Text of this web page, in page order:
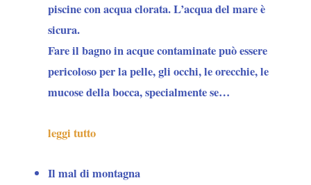
piscine con acqua clorata. L’acqua del mare è
sicura.
Fare il bagno in acque contaminate può essere
pericoloso per la pelle, gli occhi, le orecchie, le
mucose della bocca, specialmente se…
leggi tutto
Il mal di montagna